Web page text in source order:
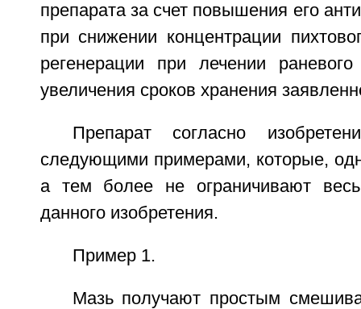
препарата за счет повышения его
при снижении концентрации
регенерации при лечении
увеличения сроков хранения
Препарат согласно
следующими примерами, которые,
а тем более не ограничивают
данного изобретения.
Пример 1.
Мазь получают простым